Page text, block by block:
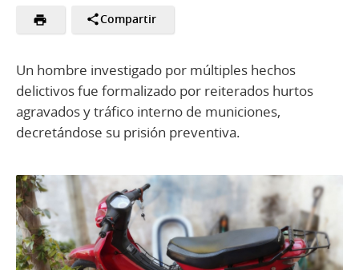
Compartir
Un hombre investigado por múltiples hechos
delictivos fue formalizado por reiterados hurtos
agravados y tráfico interno de municiones,
decretándose su prisión preventiva.